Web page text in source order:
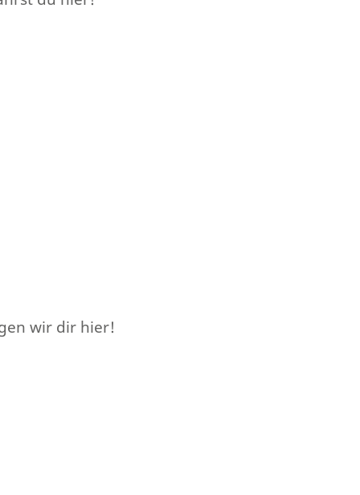
wir dir hier!